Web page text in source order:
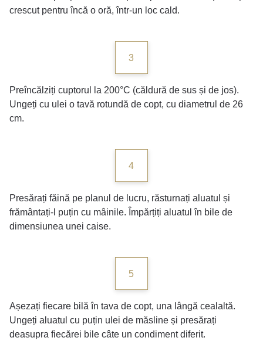
crescut pentru încă o oră, într-un loc cald.
3
Preîncălziți cuptorul la 200°C (căldură de sus și de jos).
Ungeți cu ulei o tavă rotundă de copt, cu diametrul de 26
cm.
4
Presărați făină pe planul de lucru, răsturnați aluatul și
frământați-l puțin cu mâinile. Împărțiți aluatul în bile de
dimensiunea unei caise.
5
Așezați fiecare bilă în tava de copt, una lângă cealaltă.
Ungeți aluatul cu puțin ulei de măsline și presărați
deasupra fiecărei bile câte un condiment diferit.